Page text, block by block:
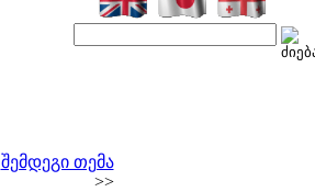
შემდეგი თემა
>>